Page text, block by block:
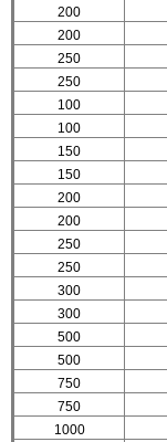
200
200
250
250
100
100
150
150
200
200
250
250
300
300
500
500
750
750
1000